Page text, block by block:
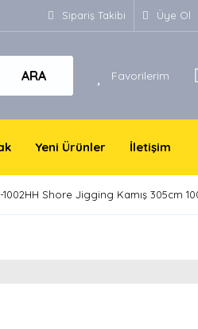
Sipariş Takibi Üye Ol
ARA Favorilerim
Yeni Ürünler İletişim
1002HH Shore Jigging Kamış 305cm